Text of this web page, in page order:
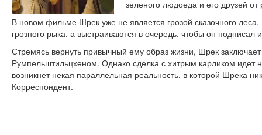
зеленого людоеда и его друзей
В новом фильме Шрек уже не является грозой сказочного
грозного рыка, а выстраиваются в очередь, чтобы он
Стремясь вернуть привычный ему образ жизни, Шрек
Румпельштильцхеном. Однако сделка с хитрым карликом идет
возникнет некая параллельная реальность, в которой Шрека
Корреспондент.